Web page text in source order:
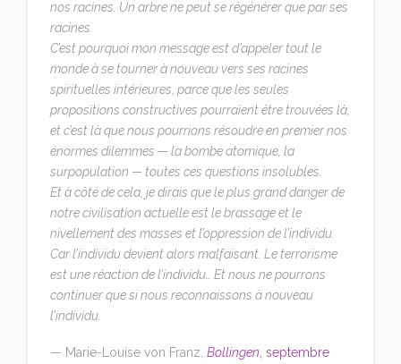
nos racines. Un arbre ne peut se régénérer que par ses
racines.
C’est pourquoi mon message est d’appeler tout le
monde à se tourner à nouveau vers ses racines
spirituelles intérieures, parce que les seules
propositions constructives pourraient être trouvées là,
et c’est là que nous pourrions résoudre en premier nos
énormes dilemmes — la bombe atomique, la
surpopulation — toutes ces questions insolubles.
Et à côté de cela, je dirais que le plus grand danger de
notre civilisation actuelle est le brassage et le
nivellement des masses et l’oppression de l’individu.
Car l’individu devient alors malfaisant. Le terrorisme
est une réaction de l’individu… Et nous ne pourrons
continuer que si nous reconnaissons à nouveau
l’individu.
— Marie-Louise von Franz,Bollingen , septembre